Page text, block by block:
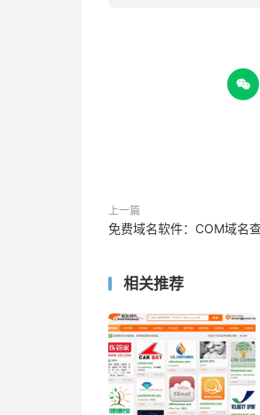

上一篇
免费域名软件：COM域名
相关推荐